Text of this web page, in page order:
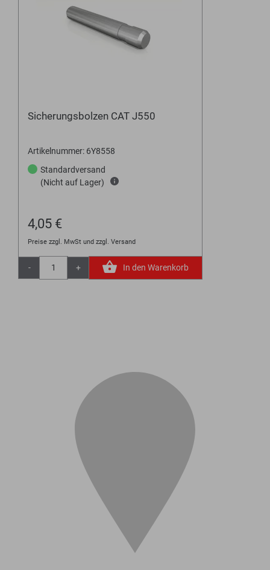
Sicherungsbolzen CAT J550
Artikelnummer: 6Y8558
Standardversand
(Nicht auf Lager)
4,05 €
Preise zzgl. MwSt und zzgl. Versand
- + In den Warenkorb